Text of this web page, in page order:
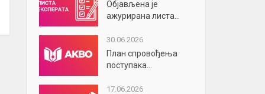
Објављена је
ажурирана листа...
30.06.2026
План спровођења
поступака...
17.06.2026